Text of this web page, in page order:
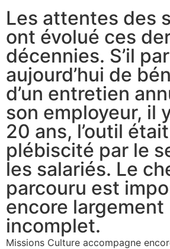
Les attentes des
ont évolué ces
décennies. S’il
aujourd’hui de
d’un entretien
son employeur, il
20 ans, l’outil
plébiscité par le
les salariés. Le
parcouru est
encore largement
incomplet.
Missions Culture accompagne